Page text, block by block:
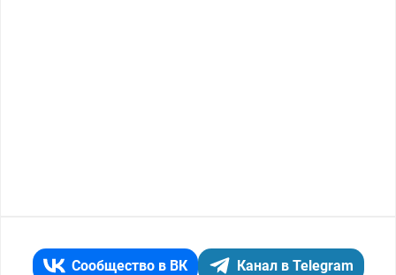
Сообщество в ВК Канал в Telegram